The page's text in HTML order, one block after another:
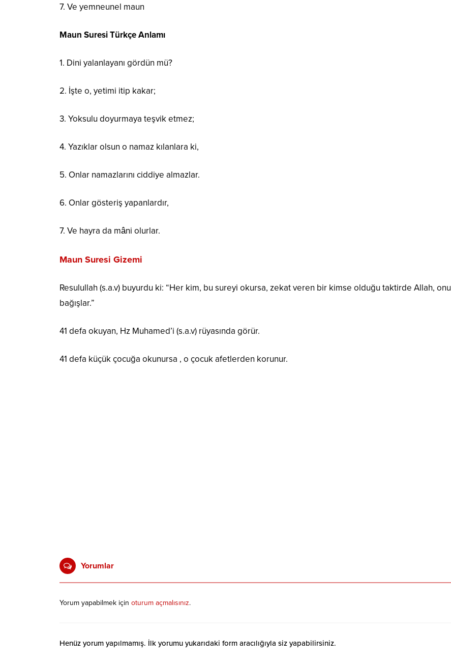
7. Ve yemneunel maun
Maun Suresi Türkçe Anlamı
1. Dini yalanlayanı gördün mü?
2. İşte o, yetimi itip kakar;
3. Yoksulu doyurmaya teşvik etmez;
4. Yazıklar olsun o namaz kılanlara ki,
5. Onlar namazlarını ciddiye almazlar.
6. Onlar gösteriş yapanlardır,
7. Ve hayra da mâni olurlar.
Maun Suresi Gizemi
Resulullah (s.a.v) buyurdu ki: “Her kim, bu sureyi okursa, zekat veren bir kimse olduğu taktirde Allah, onu
bağışlar.”
41 defa okuyan, Hz Muhamed’i (s.a.v) rüyasında görür.
41 defa küçük çocuğa okunursa , o çocuk afetlerden korunur.
Yorumlar
Yorum yapabilmek için oturum açmalısınız.
Henüz yorum yapılmamış. İlk yorumu yukarıdaki form aracılığıyla siz yapabilirsiniz.